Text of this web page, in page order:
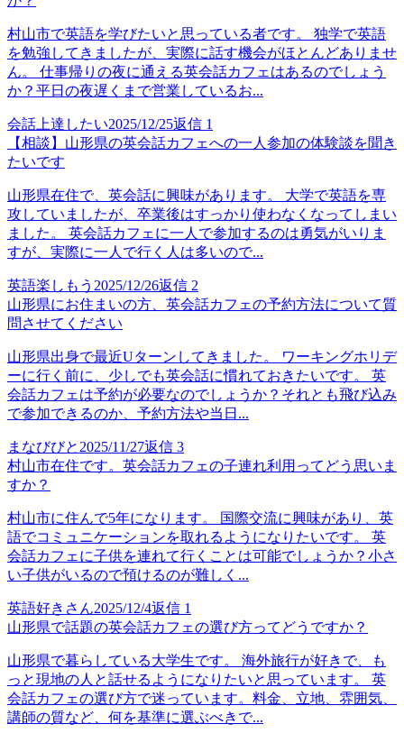
村山市で英語を学びたいと思っている者です。 独学で英語
を勉強してきましたが、実際に話す機会がほとんどありませ
ん。 仕事帰りの夜に通える英会話カフェはあるのでしょう
か？平日の夜遅くまで営業しているお...
会話上達したい2025/12/25返信 1
【相談】山形県の英会話カフェへの一人参加の体験談を聞き
たいです
山形県在住で、英会話に興味があります。 大学で英語を専
攻していましたが、卒業後はすっかり使わなくなってしまい
ました。 英会話カフェに一人で参加するのは勇気がいりま
すが、実際に一人で行く人は多いので...
英語楽しもう 2025/12/26返信 2
山形県にお住まいの方、英会話カフェの予約方法について質
問させてください
山形県出身で最近Uターンしてきました。 ワーキングホリデ
ーに行く前に、少しでも英会話に慣れておきたいです。 英
会話カフェは予約が必要なのでしょうか？それとも飛び込み
で参加できるのか、予約方法や当日...
まなびびと 2025/11/27返信 3
村山市在住です。英会話カフェの子連れ利用ってどう思いま
すか？
村山市に住んで5年になります。 国際交流に興味があり、英
語でコミュニケーションを取れるようになりたいです。 英
会話カフェに子供を連れて行くことは可能でしょうか？小さ
い子供がいるので預けるのが難しく...
英語好きさん2025/12/4返信 1
山形県で話題の英会話カフェの選び方ってどうですか？
山形県で暮らしている大学生です。 海外旅行が好きで、も
っと現地の人と話せるようになりたいと思っています。 英
会話カフェの選び方で迷っています。料金、立地、雰囲気、
講師の質など、何を基準に選ぶべきで...